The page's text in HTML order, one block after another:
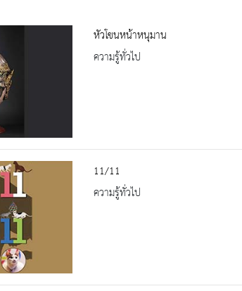
หัวโขนหน้าหนุมาน
ความรู้ทั่วไป
11/11
ความรู้ทั่วไป